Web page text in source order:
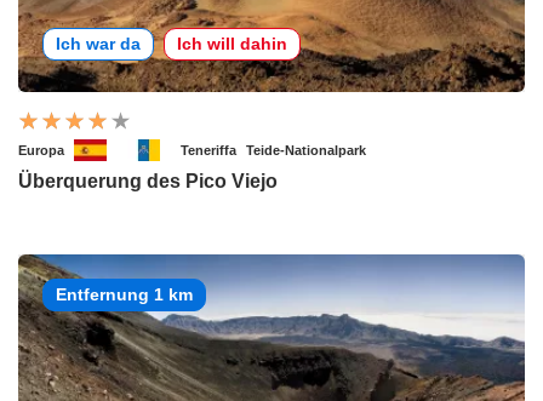
Ich war da Ich will dahin
Europa Teneriffa Teide-Nationalpark
Überquerung des Pico Viejo
Entfernung 1 km